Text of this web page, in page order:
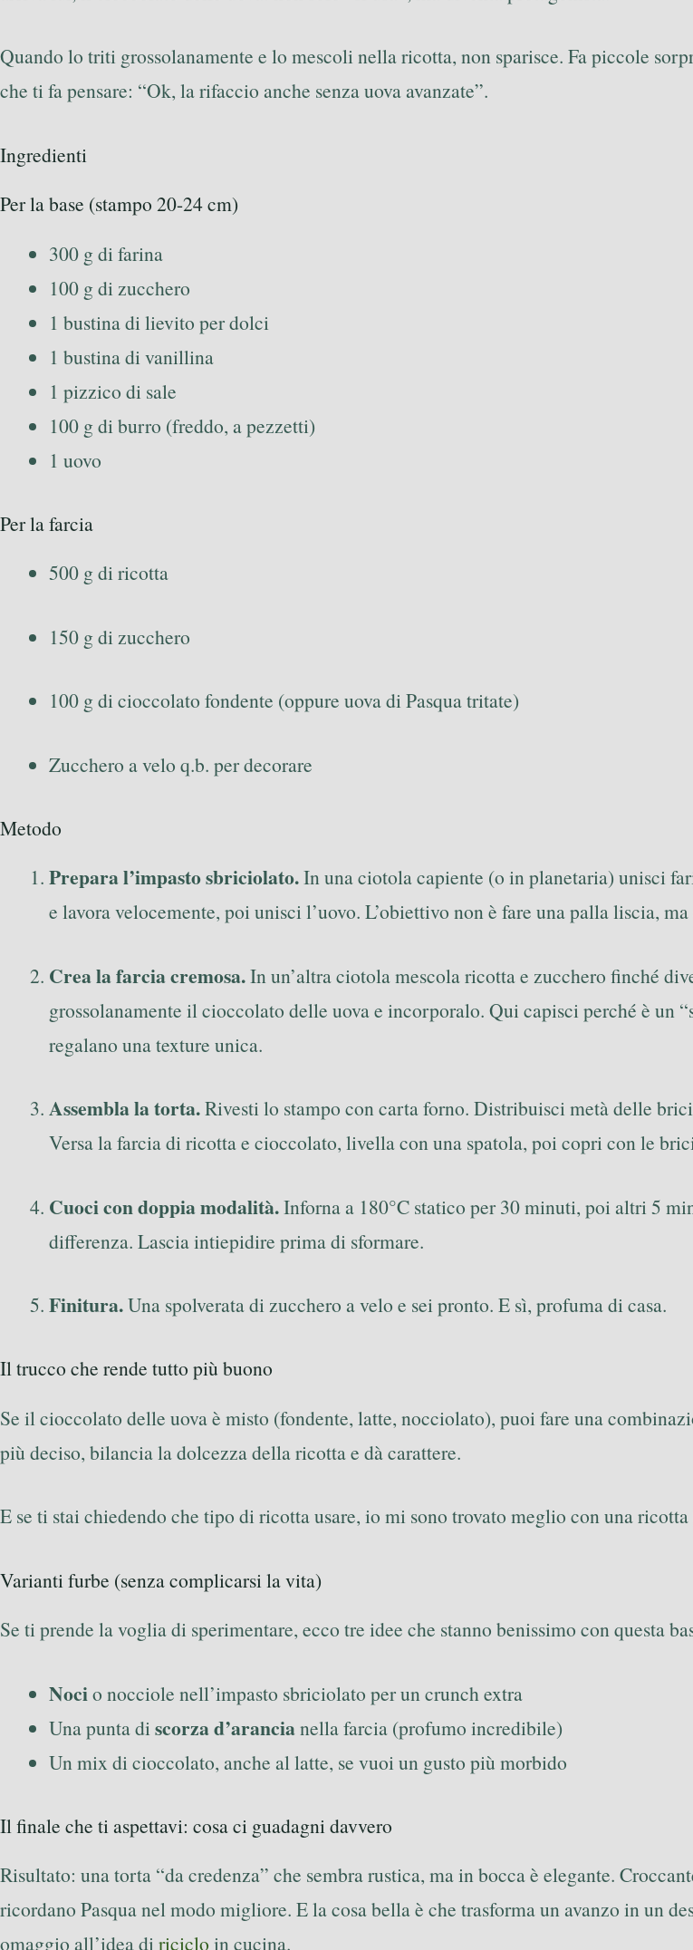
Quando lo triti grossolanamente e lo mescoli nella ricotta, non sparisce. Fa piccole
che ti fa pensare: “Ok, la rifaccio anche senza uova avanzate”.
Ingredienti
Per la base (stampo 20-24 cm)
300 g di farina
100 g di zucchero
1 bustina di lievito per dolci
1 bustina di vanillina
1 pizzico di sale
100 g di burro (freddo, a pezzetti)
1 uovo
Per la farcia
500 g di ricotta
150 g di zucchero
100 g di cioccolato fondente (oppure uova di Pasqua tritate)
Zucchero a velo q.b. per decorare
Metodo
Prepara l’impasto sbriciolato.In una ciotola capiente (o in planetaria) unisci
e lavora velocemente, poi unisci l’uovo. L’obiettivo non è fare una palla liscia,
Crea la farcia cremosa.In un’altra ciotola mescola ricotta e zucchero finché
grossolanamente il cioccolato delle uova e incorporalo. Qui capisci perché è un
regalano una texture unica.
Assembla la torta.Rivesti lo stampo con carta forno. Distribuisci metà delle
Versa la farcia di ricotta e cioccolato, livella con una spatola, poi copri con le
Cuoci con doppia modalità.Inforna a 180°C statico per 30 minuti, poi altri 5
differenza. Lascia intiepidire prima di sformare.
Finitura.Una spolverata di zucchero a velo e sei pronto. E sì, profuma di casa.
Il trucco che rende tutto più buono
Se il cioccolato delle uova è misto (fondente, latte, nocciolato), puoi fare una
più deciso, bilancia la dolcezza della ricotta e dà carattere.
E se ti stai chiedendo che tipo di ricotta usare, io mi sono trovato meglio con una
Varianti furbe (senza complicarsi la vita)
Se ti prende la voglia di sperimentare, ecco tre idee che stanno benissimo con questa
Nocio nocciole nell’impasto sbriciolato per un crunch extra
Una punta di scorza d’arancianella farcia (profumo incredibile)
Un mix di cioccolato, anche al latte, se vuoi un gusto più morbido
Il finale che ti aspettavi: cosa ci guadagni davvero
Risultato: una torta “da credenza” che sembra rustica, ma in bocca è elegante.
ricordano Pasqua nel modo migliore. E la cosa bella è che trasforma un avanzo in un
omaggio all’idea di riciclo in cucina.